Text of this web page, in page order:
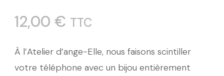
12,00 € TTC
À l’Atelier d’ange-Elle, nous faisons scintiller
votre téléphone avec un bijou entièrement